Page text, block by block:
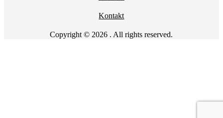
Kontakt
Copyright © 2026 . All rights reserved.